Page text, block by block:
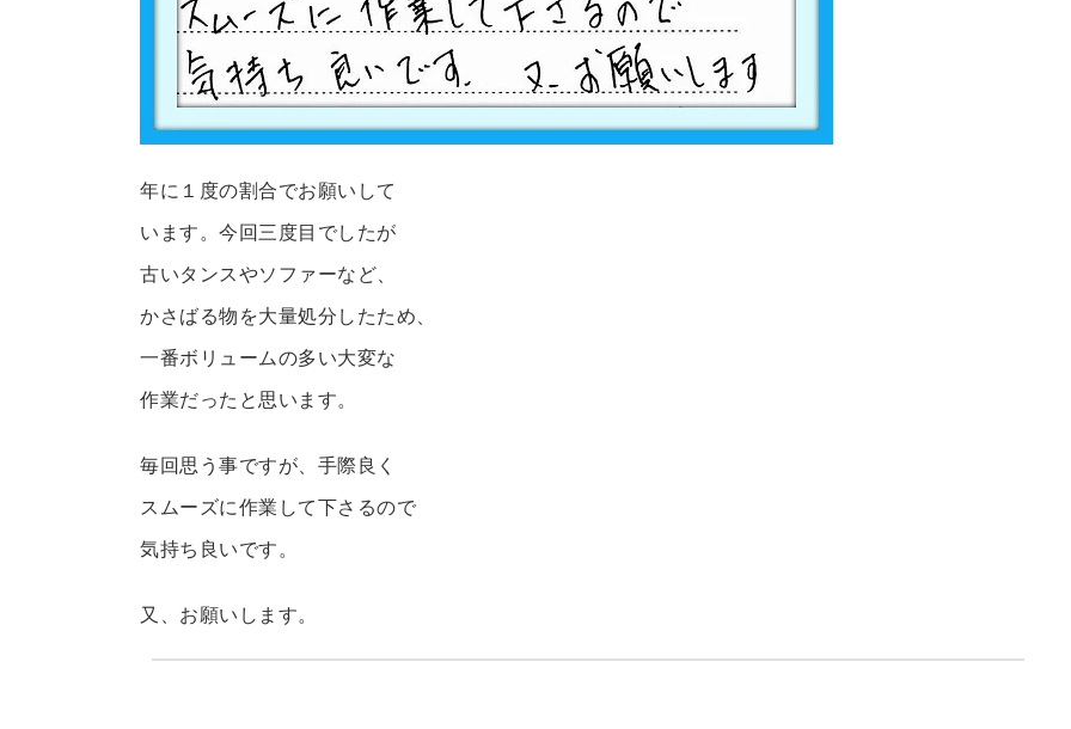
年に１度の割合でお願いして
います。今回三度目でしたが
古いタンスやソファーなど、
かさばる物を大量処分したため、
一番ボリュームの多い大変な
作業だったと思います。
毎回思う事ですが、手際良く
スムーズに作業して下さるので
気持ち良いです。
又、お願いします。